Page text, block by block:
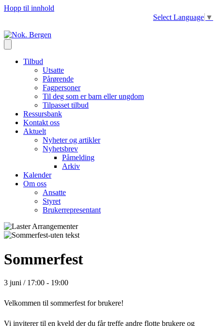
Hopp til innhold
Select Language ▼
Tilbud
Utsatte
Pårørende
Fagpersoner
Til deg som er barn eller ungdom
Tilpasset tilbud
Ressursbank
Kontakt oss
Aktuelt
Nyheter og artikler
Nyhetsbrev
Påmelding
Arkiv
Kalender
Om oss
Ansatte
Styret
Brukerrepresentant
Sommerfest
3 juni / 17:00 - 19:00
Velkommen til sommerfest for brukere!
Vi inviterer til en kveld der du får treffe andre flotte brukere og